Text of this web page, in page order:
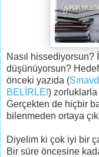
Nasıl hissediyorsun?
düşünüyorsun?
önceki yazıda (
BELİRLE!) zorluklarla
Gerçekten de hiçbir
bilenmeden ortaya
Diyelim ki çok iyi bir
Bir süre öncesine